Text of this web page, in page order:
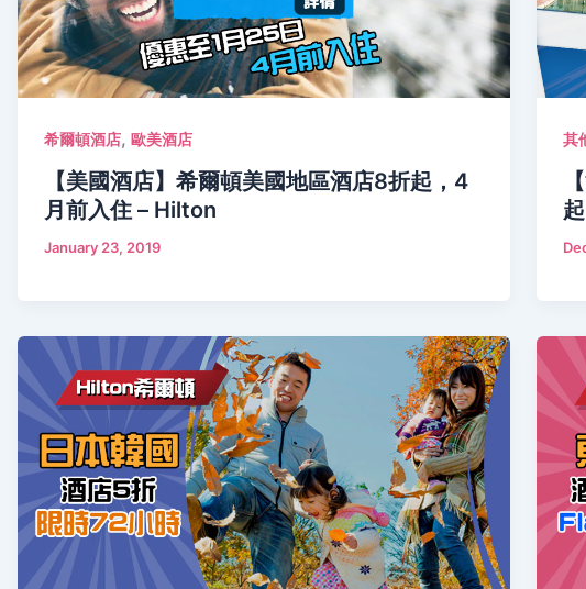
希爾頓酒店, 歐美酒店
【美國酒店】希爾頓美國地區酒店8折起，4
月前入住 – Hilton
January 23, 2019
其